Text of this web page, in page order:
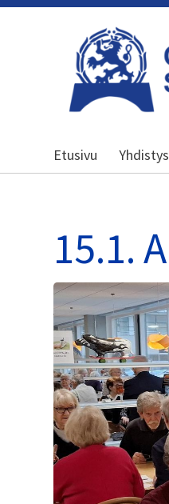
Olarin
Etusivu Yhdistys
15.1.